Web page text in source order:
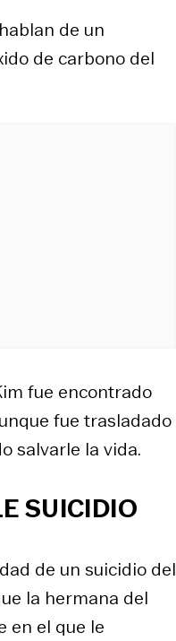
de un
de carbono del
fue encontrado
fue trasladado
salvarle la vida.
SUICIDIO
de un suicidio del
la hermana del
en el que le